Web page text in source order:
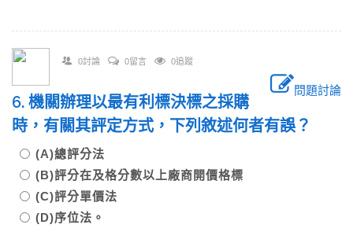
0討論 0留言 0追蹤
問題討論
6. 機關辦理以最有利標決標之採購
時，有關其評定方式，下列敘述何者有誤？
(A)總評分法
(B)評分在及格分數以上廠商開價格標
(C)評分單價法
(D)序位法。